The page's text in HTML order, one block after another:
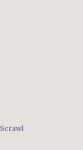
Scrawl کاری از